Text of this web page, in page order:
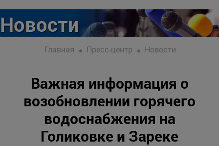
Новости
Главная Пресс-центр Новости
Важная информация о
возобновлении горячего
водоснабжения на
Голиковке и Зареке